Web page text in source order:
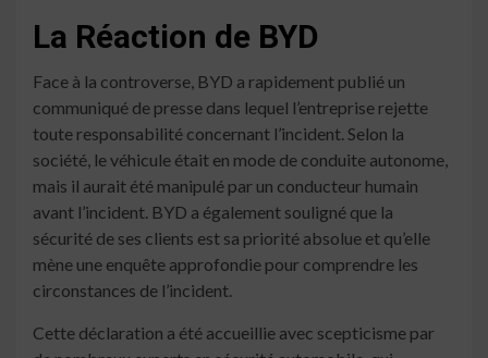
La Réaction de BYD
Face à la controverse, BYD a rapidement publié un
communiqué de presse dans lequel l’entreprise rejette
toute responsabilité concernant l’incident. Selon la
société, le véhicule était en mode de conduite autonome,
mais il aurait été manipulé par un conducteur humain
avant l’incident. BYD a également souligné que la
sécurité de ses clients est sa priorité absolue et qu’elle
mène une enquête approfondie pour comprendre les
circonstances de l’incident.
Cette déclaration a été accueillie avec scepticisme par